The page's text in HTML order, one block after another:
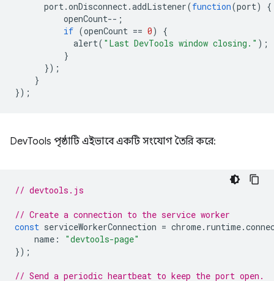
port.onDisconnect.addListener(function(port)
{
openCount-- ;
if (openCount == 0)
{
alert( "Last DevTools window closing." );
}
});
}
});
DevTools পৃষ্ঠাটি এইভাবে একটি সংযোগ তৈরি করে:
// devtools.js
// Create a connection to the service worker
const serviceWorkerConnection = chrome. runtime.
name :
"devtools-page"
});
// Send a periodic heartbeat to keep the port open.